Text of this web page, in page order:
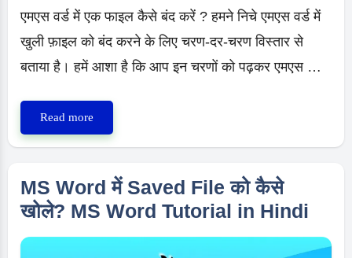
एमएस वर्ड में एक फाइल कैसे बंद करें ? हमने निचे एमएस वर्ड में
खुली फ़ाइल को बंद करने के लिए चरण-दर-चरण विस्तार से
बताया है। हमें आशा है कि आप इन चरणों को पढ़कर एमएस …
Read more
to
a
document
MS Word में Saved File को कैसे
खोले? MS Word Tutorial in Hindi